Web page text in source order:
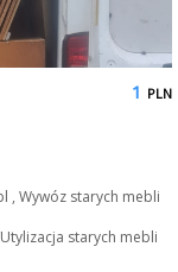
1 PLN
, Wywóz starych mebli
starych mebli